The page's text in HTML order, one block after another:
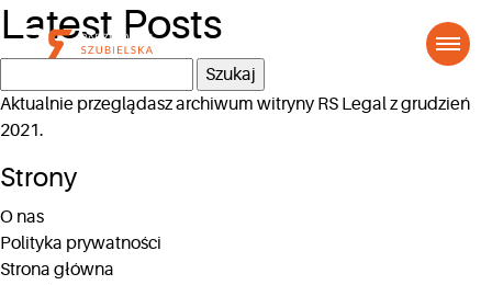
Latest Posts
Aktualnie przeglądasz archiwum witryny RS Legalz grudzień
2021.
Strony
O nas
Polityka prywatności
Strona główna